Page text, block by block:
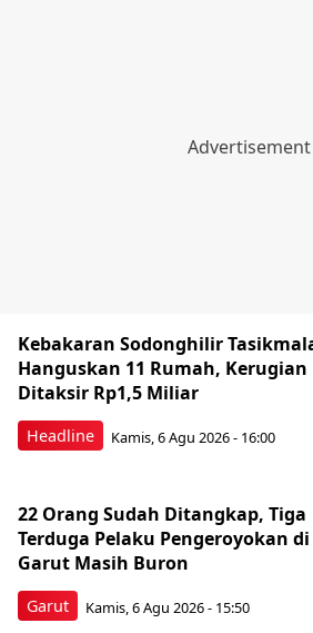
Headline
Kebakaran Sodonghilir
Hanguskan 11 Rumah, Kerugian
Ditaksir Rp1,5 Miliar
Kamis, 6 Agu 2026 - 16:00
Garut
22 Orang Sudah Ditangkap, Tiga
Terduga Pelaku Pengeroyokan di
Garut Masih Buron
Kamis, 6 Agu 2026 - 15:50